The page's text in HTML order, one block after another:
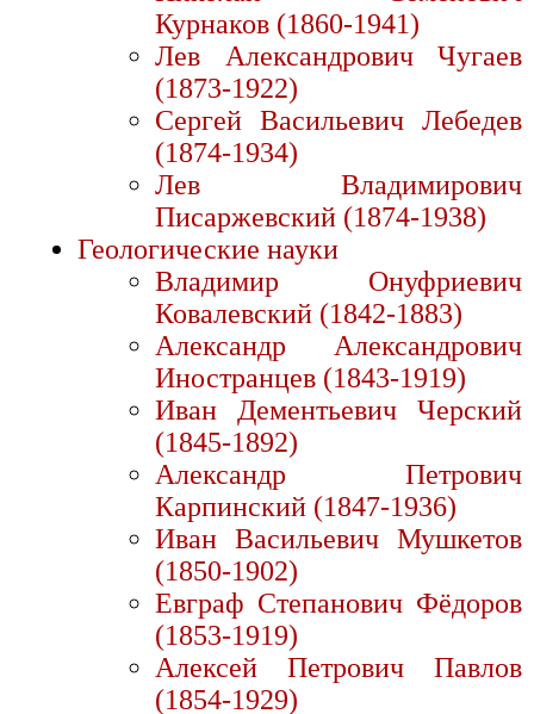
Курнаков (1860-1941)
Лев Александрович Чугаев
(1873-1922)
Сергей Васильевич Лебедев
(1874-1934)
Лев Владимирович
Писаржевский (1874-1938)
Геологические науки
Владимир Онуфриевич
Ковалевский (1842-1883)
Александр Александрович
Иностранцев (1843-1919)
Иван Дементьевич Черский
(1845-1892)
Александр Петрович
Карпинский (1847-1936)
Иван Васильевич Мушкетов
(1850-1902)
Евграф Степанович Фёдоров
(1853-1919)
Алексей Петрович Павлов
(1854-1929)